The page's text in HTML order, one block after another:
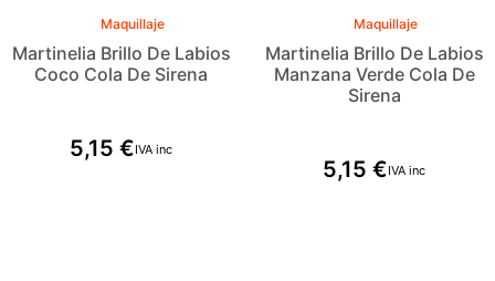
Maquillaje
Martinelia Brillo De Labios
Coco Cola De Sirena
5,15 €IVA inc
Maquillaje
Martinelia Brillo De Labios
Manzana Verde Cola De
Sirena
5,15 €IVA inc